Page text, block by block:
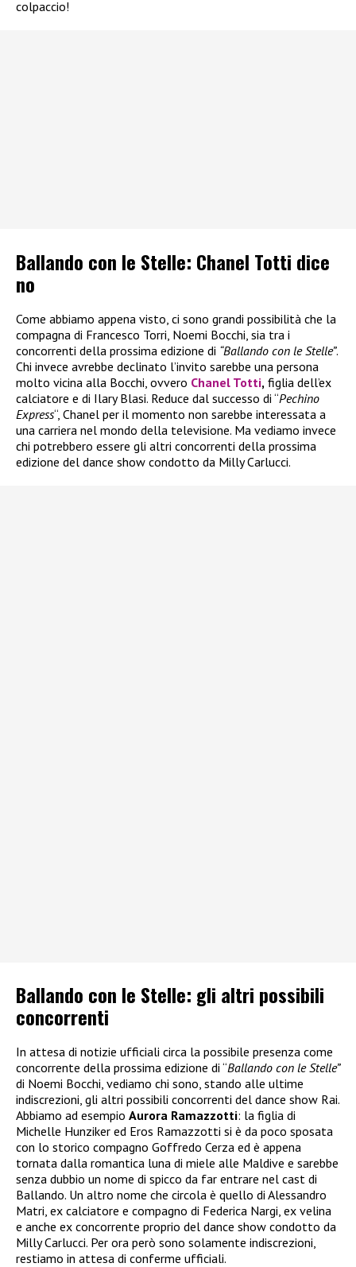
colpaccio!
Ballando con le Stelle: Chanel Totti dice
no
Come abbiamo appena visto, ci sono grandi possibilità che la
compagna di Francesco Torri, Noemi Bocchi, sia tra i
concorrenti della prossima edizione di “Ballando con le Stelle”.
Chi invece avrebbe declinato l’invito sarebbe una persona
molto vicina alla Bocchi, ovvero Chanel Totti, figlia dell’ex
calciatore e di Ilary Blasi. Reduce dal successo di “Pechino
Express“, Chanel per il momento non sarebbe interessata a
una carriera nel mondo della televisione. Ma vediamo invece
chi potrebbero essere gli altri concorrenti della prossima
edizione del dance show condotto da Milly Carlucci.
Ballando con le Stelle: gli altri possibili
concorrenti
In attesa di notizie ufficiali circa la possibile presenza come
concorrente della prossima edizione di “Ballando con le Stelle”
di Noemi Bocchi, vediamo chi sono, stando alle ultime
indiscrezioni, gli altri possibili concorrenti del dance show Rai.
Abbiamo ad esempio Aurora Ramazzotti: la figlia di
Michelle Hunziker ed Eros Ramazzotti si è da poco sposata
con lo storico compagno Goffredo Cerza ed è appena
tornata dalla romantica luna di miele alle Maldive e sarebbe
senza dubbio un nome di spicco da far entrare nel cast di
Ballando. Un altro nome che circola è quello di Alessandro
Matri, ex calciatore e compagno di Federica Nargi, ex velina
e anche ex concorrente proprio del dance show condotto da
Milly Carlucci. Per ora però sono solamente indiscrezioni,
restiamo in attesa di conferme ufficiali.